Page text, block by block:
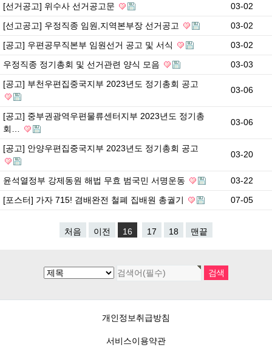
[선거공고] 위수사 선거공고문
03-02
[선고공고] 우정직종 임원,지역본부장 선거공고
03-02
[공고] 우편공무직본부 임원선거 공고 및 서식
03-02
우정직종 정기총회 및 선거관련 양식 모음
03-03
[공고] 부천우편집중국지부 2023년도 정기총회 공고
03-06
[공고] 중부권광역우편물류센터지부 2023년도 정기총
회…
03-06
[공고] 안양우편집중국지부 2023년도 정기총회 공고
03-20
윤석열정부 강제동원 해법 무효 범국민 서명운동
03-22
[포스터] 가자 715! 겸배완전 철폐 집배원 총궐기
07-05
처음 이전 16 17 18 맨끝
개인정보취급방침
서비스이용약관